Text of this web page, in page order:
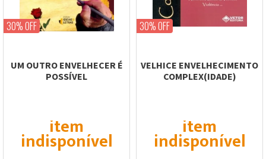
30% OFF
UM OUTRO ENVELHECER É
POSSÍVEL
item
indisponível
30% OFF
VELHICE ENVELHECIMENTO
COMPLEX(IDADE)
item
indisponível